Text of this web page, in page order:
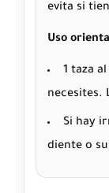
evita si
Uso
1 taza
necesites.
Si hay
diente o